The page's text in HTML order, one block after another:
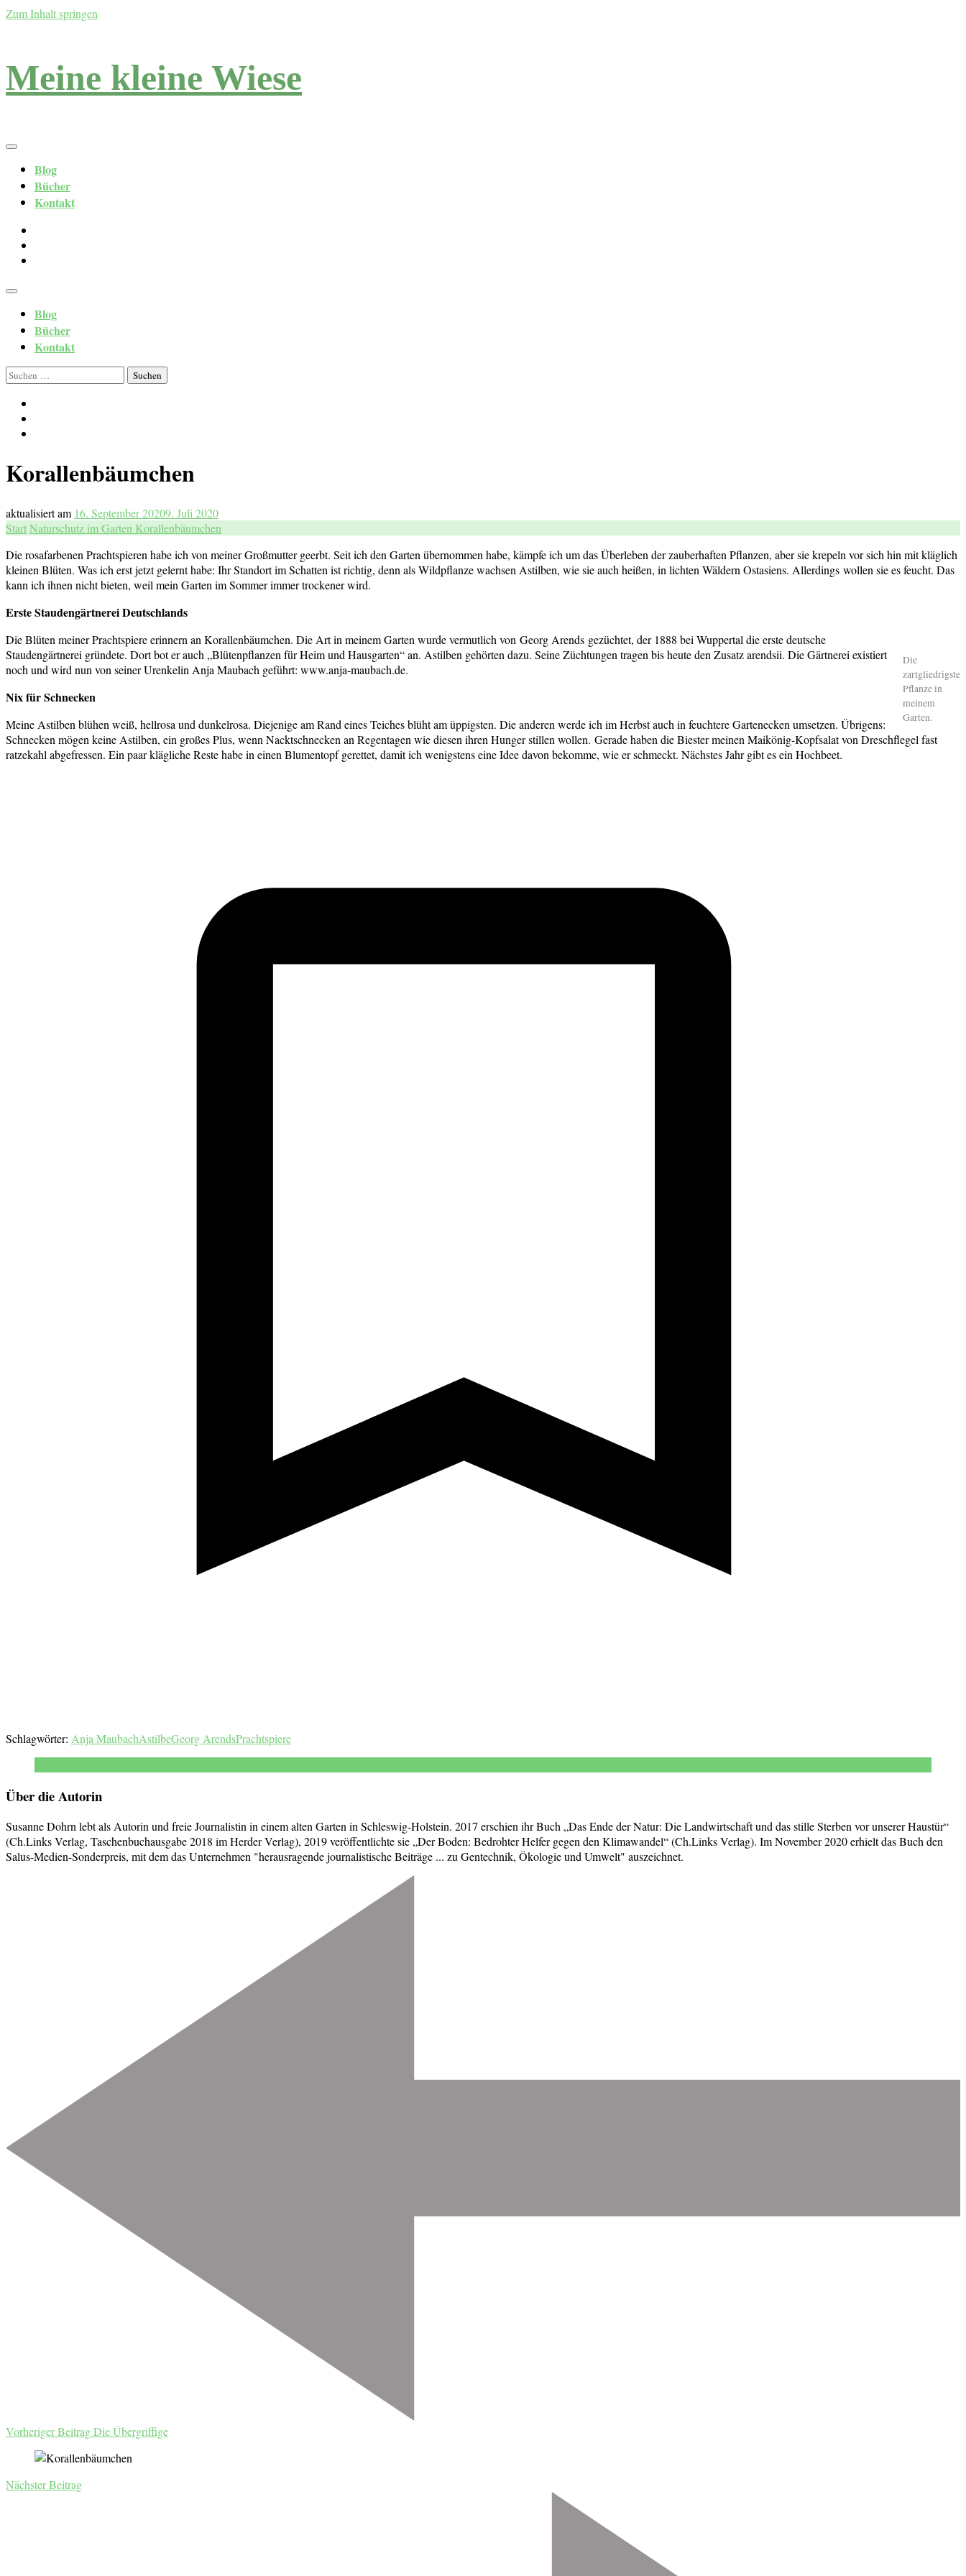
Zum Inhalt springen
Meine kleine Wiese
Blog
Bücher
Kontakt
Blog
Bücher
Kontakt
Suchen
nach:
Korallenbäumchen
aktualisiert am 16. September 20209. Juli 2020
StartNaturschutz im Garten Korallenbäumchen
Die rosafarbenen Prachtspieren habe ich von meiner Großmutter geerbt. Seit ich den Garten übernommen habe, kämpfe ich um das Überleben der zauberhaften Pflanzen, aber sie krepeln vor sich hin mit kläglich
kleinen Blüten. Was ich erst jetzt gelernt habe: Ihr Standort im Schatten ist richtig, denn als Wildpflanze wachsen Astilben, wie sie auch heißen, in lichten Wäldern Ostasiens. Allerdings wollen sie es feucht. Das
kann ich ihnen nicht bieten, weil mein Garten im Sommer immer trockener wird.
Erste Staudengärtnerei Deutschlands
Die
zartgliedrigste
Pflanze in
meinem
Garten.
Die Blüten meiner Prachtspiere erinnern an Korallenbäumchen. Die Art in meinem Garten wurde vermutlich von Georg Arends gezüchtet, der 1888 bei Wuppertal die erste deutsche
Staudengärtnerei gründete. Dort bot er auch „Blütenpflanzen für Heim und Hausgarten“ an. Astilben gehörten dazu. Seine Züchtungen tragen bis heute den Zusatz arendsii. Die Gärtnerei existiert
noch und wird nun von seiner Urenkelin Anja Maubach geführt: www.anja-maubach.de.
Nix für Schnecken
Meine Astilben blühen weiß, hellrosa und dunkelrosa. Diejenige am Rand eines Teiches blüht am üppigsten. Die anderen werde ich im Herbst auch in feuchtere Gartenecken umsetzen. Übrigens:
Schnecken mögen keine Astilben, ein großes Plus, wenn Nacktschnecken an Regentagen wie diesen ihren Hunger stillen wollen. Gerade haben die Biester meinen Maikönig-Kopfsalat von Dreschflegel fast
ratzekahl abgefressen. Ein paar klägliche Reste habe in einen Blumentopf gerettet, damit ich wenigstens eine Idee davon bekomme, wie er schmeckt. Nächstes Jahr gibt es ein Hochbeet.
Schlagwörter: Anja MaubachAstilbeGeorg ArendsPrachtspiere
Über die Autorin
Susanne Dohrn lebt als Autorin und freie Journalistin in einem alten Garten in Schleswig-Holstein. 2017 erschien ihr Buch „Das Ende der Natur: Die Landwirtschaft und das stille Sterben vor unserer Haustür“
(Ch.Links Verlag, Taschenbuchausgabe 2018 im Herder Verlag), 2019 veröffentlichte sie „Der Boden: Bedrohter Helfer gegen den Klimawandel“ (Ch.Links Verlag). Im November 2020 erhielt das Buch den
Salus-Medien-Sonderpreis, mit dem das Unternehmen "herausragende journalistische Beiträge ... zu Gentechnik, Ökologie und Umwelt" auszeichnet.
Vorheriger BeitragDie Übergriffige
Nächster Beitrag